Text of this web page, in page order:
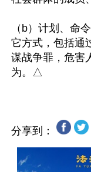
（b）计划、命
它方式，包括通
谋战争罪，危害
分享到：